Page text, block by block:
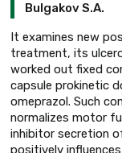
Bulgakov S.A.
It examines new
treatment, its
worked out fixed
capsule prokinetic
omeprazol. Such
normalizes motor
inhibitor secretion